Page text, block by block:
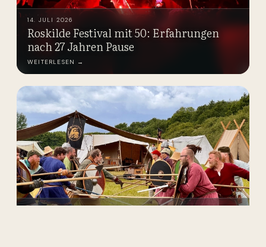
14. JULI 2026
Roskilde Festival mit 50: Erfahrungen
nach 27 Jahren Pause
WEITERLESEN →